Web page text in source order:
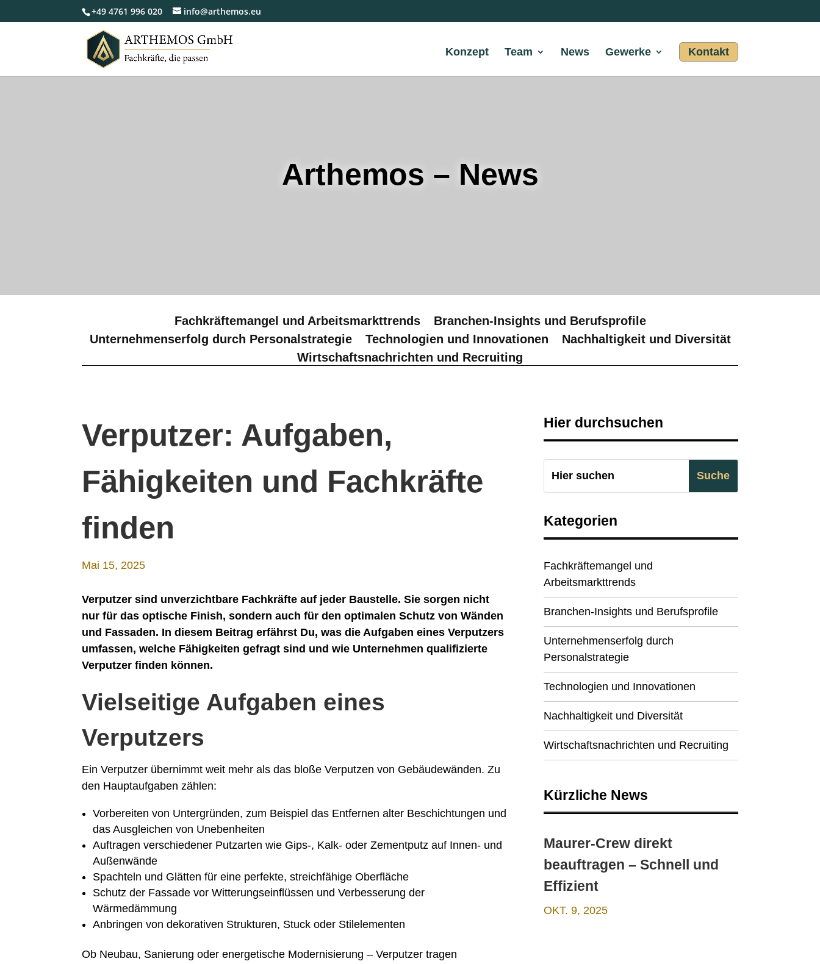
+49 4761 996 020 info@arthemos.eu
Konzept Team News Gewerke Kontakt
Arthemos – News
Fachkräftemangel und Arbeitsmarkttrends
Branchen-Insights und Berufsprofile
Unternehmenserfolg durch Personalstrategie
Technologien und Innovationen
Nachhaltigkeit und Diversität
Wirtschaftsnachrichten und Recruiting
Verputzer: Aufgaben,
Fähigkeiten und Fachkräfte
finden
Mai 15, 2025
Verputzer sind unverzichtbare Fachkräfte auf jeder Baustelle. Sie sorgen nicht
nur für das optische Finish, sondern auch für den optimalen Schutz von Wänden
und Fassaden. In diesem Beitrag erfährst Du, was die Aufgaben eines Verputzers
umfassen, welche Fähigkeiten gefragt sind und wie Unternehmen qualifizierte
Verputzer finden können.
Vielseitige Aufgaben eines
Verputzers
Ein Verputzer übernimmt weit mehr als das bloße Verputzen von Gebäudewänden. Zu
den Hauptaufgaben zählen:
Vorbereiten von Untergründen, zum Beispiel das Entfernen alter Beschichtungen und
das Ausgleichen von Unebenheiten
Auftragen verschiedener Putzarten wie Gips-, Kalk- oder Zementputz auf Innen- und
Außenwände
Spachteln und Glätten für eine perfekte, streichfähige Oberfläche
Schutz der Fassade vor Witterungseinflüssen und Verbesserung der
Wärmedämmung
Anbringen von dekorativen Strukturen, Stuck oder Stilelementen
Ob Neubau, Sanierung oder energetische Modernisierung – Verputzer tragen
Hier durchsuchen
Kategorien
Fachkräftemangel und
Arbeitsmarkttrends
Branchen-Insights und Berufsprofile
Unternehmenserfolg durch
Personalstrategie
Technologien und Innovationen
Nachhaltigkeit und Diversität
Wirtschaftsnachrichten und Recruiting
Kürzliche News
Maurer-Crew direkt
beauftragen – Schnell und
Effizient
OKT. 9, 2025